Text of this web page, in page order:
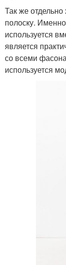
Так же
полоску.
используется
является
со всеми
используется